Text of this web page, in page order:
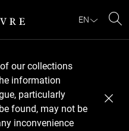
EN
our collections
information
particularly
found, may not be
inconvenience